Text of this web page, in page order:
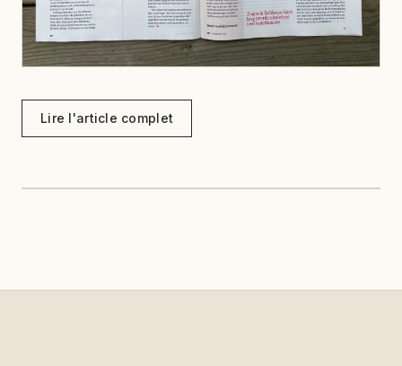
Lire l'article complet